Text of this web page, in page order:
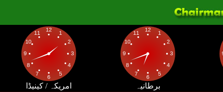
امریکہ / کینیڈا برطانیہ